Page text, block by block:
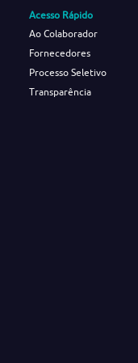
Acesso Rápido
Ao Colaborador
Fornecedores
Processo Seletivo
Transparência